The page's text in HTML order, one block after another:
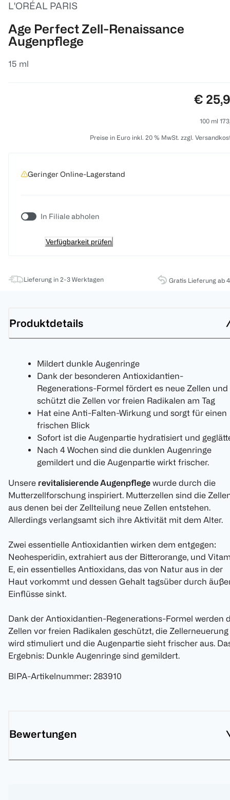
L'ORÉAL PARIS
Age Perfect Zell-Renaissance
Augenpflege
15 ml
Preis:
€
100 ml
Preise in Euro inkl. 20 % MwSt. zzgl.
Geringer Online-Lagerstand
In Filiale abholen
Verfügbarkeit prüfen
Lieferung in 2-3 Werktagen Gratis Lieferung ab
Produktdetails
Mildert dunkle Augenringe
Dank der besonderen Antioxidantien-
Regenerations-Formel fördert es neue Zellen und
schützt die Zellen vor freien Radikalen am Tag
Hat eine Anti-Falten-Wirkung und sorgt für einen
frischen Blick
Sofort ist die Augenpartie hydratisiert und
Nach 4 Wochen sind die dunklen Augenringe
gemildert und die Augenpartie wirkt frischer.
Unsere revitalisierende Augenpflege wurde durch die
Mutterzellforschung inspiriert. Mutterzellen sind die
aus denen bei der Zellteilung neue Zellen entstehen.
Allerdings verlangsamt sich ihre Aktivität mit dem Alter.
Zwei essentielle Antioxidantien wirken dem entgegen:
Neohesperidin, extrahiert aus der Bitterorange, und
E, ein essentielles Antioxidans, das von Natur aus in der
Haut vorkommt und dessen Gehalt tagsüber durch
Einflüsse sinkt.
Dank der Antioxidantien-Regenerations-Formel werden
Zellen vor freien Radikalen geschützt, die Zellerneuerung
wird stimuliert und die Augenpartie sieht frischer aus.
Ergebnis: Dunkle Augenringe sind gemildert.
BIPA-Artikelnummer: 283910
Bewertungen